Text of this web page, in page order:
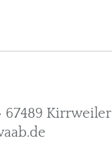
67489 Kirrweiler